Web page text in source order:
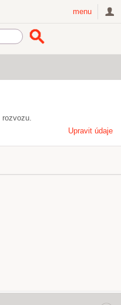
menu
Upravit údaje